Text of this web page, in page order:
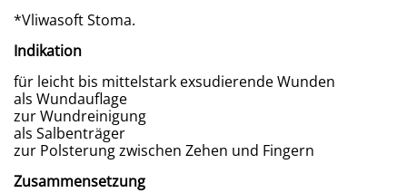
*Vliwasoft Stoma.
Indikation
für leicht bis mittelstark exsudierende Wunden
als Wundauflage
zur Wundreinigung
als Salbenträger
zur Polsterung zwischen Zehen und Fingern
Zusammensetzung